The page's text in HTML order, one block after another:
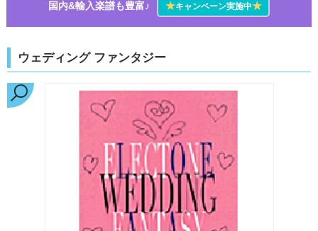
国内&輸入楽譜も豊富♪
★キャンペーン実施中★
ウェディング ファンタジー